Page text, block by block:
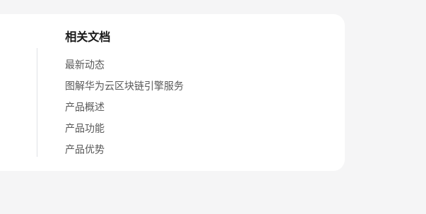
相关文档
最新动态
图解华为云区块链引擎服务
产品概述
产品功能
产品优势